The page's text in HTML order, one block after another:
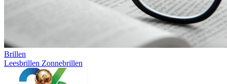
Brillen
Leesbrillen Zonnebrillen